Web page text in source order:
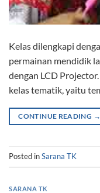
Kelas dilengkapi
permainan mendidik
dengan LCD
kelas tematik, yaitu
CONTINUE READING →
Posted inSarana TK
SARANA TK